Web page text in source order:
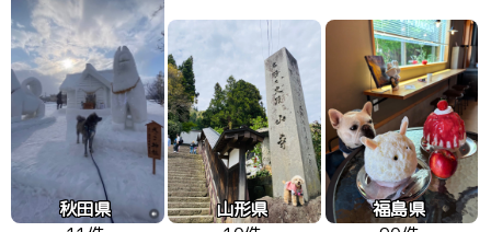
秋田県
山形県
福島県